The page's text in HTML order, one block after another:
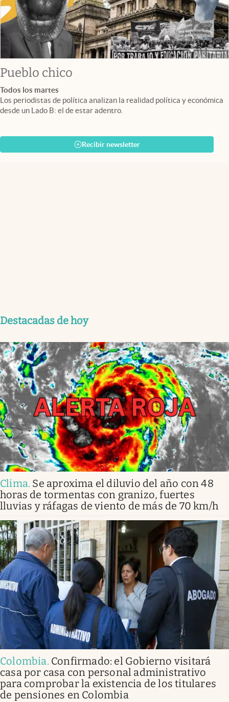
Pueblo chico
Todos los martes
Los periodistas de política analizan la realidad política y económica
desde un Lado B: el de estar adentro.
Recibir newsletter
Destacadas de hoy
Clima. Se aproxima el diluvio del año con 48
horas de tormentas con granizo, fuertes
lluvias y ráfagas de viento de más de 70 km/h
Colombia. Confirmado: el Gobierno visitará
casa por casa con personal administrativo
para comprobar la existencia de los titulares
de pensiones en Colombia